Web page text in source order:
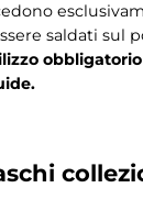
saldati sul